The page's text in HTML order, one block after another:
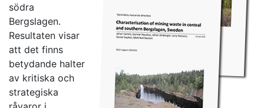
södra
Bergslagen.
Resultaten visar
att det finns
betydande halter
av kritiska och
strategiska